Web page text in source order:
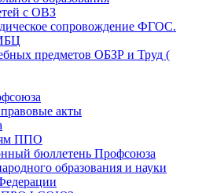
с ОВЗ
сопровождение ФГОС.
предметов ОБЗР и Труд (
акты
ППО
бюллетень Профсоюза
образования и науки